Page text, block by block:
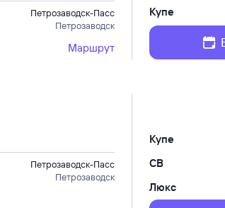
Петрозаводск-Пасс
Петрозаводск
Маршрут
Купе
Петрозаводск-Пасс
Петрозаводск
Купе
СВ
Люкс